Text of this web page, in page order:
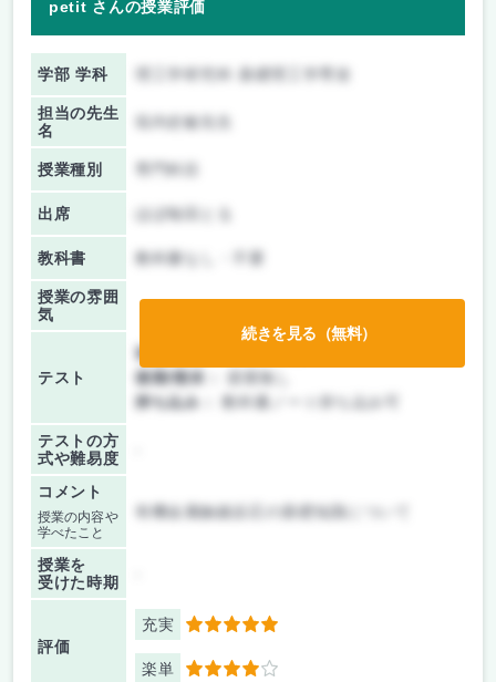
petit さんの授業評価
学部 学科
担当の先生
名
垣内史敏先生
授業種別
出席 ほぼ毎回とる
教科書 教科書なし・不要
授業の雰囲
気
テスト
前期/中間：
後期/期末：
授業無し
持ち込み：
教科書ノート持ち込み可
テストの方
式や難易度
コメント
授業の内容や
学べたこと
有機金属触媒反応の基礎知識について
授業を
受けた時期
評価
充実 5
楽単 4
続きを見る（無料）